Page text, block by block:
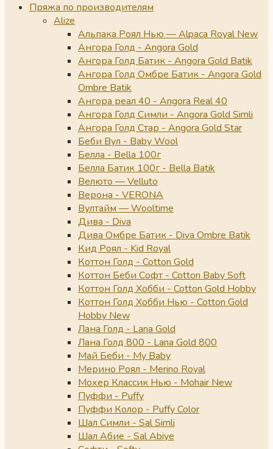
Пряжа по производителям
Alize
Альпака Роял Нью — Alpaca Royal New
Ангора Голд - Angora Gold
Ангора Голд Батик - Angora Gold Batik
Ангора Голд Омбре Батик - Angora Gold
Ombre Batik
Ангора реал 40 - Angora Real 40
Ангора Голд Симли - Angora Gold Simli
Ангора Голд Стар - Angora Gold Star
Беби Вул - Baby Wool
Белла - Bella 100г
Белла Батик 100г - Bella Batik
Велюто — Velluto
Верона - VERONA
Вултайм — Wooltime
Дива - Diva
Дива Омбре Батик - Diva Ombre Batik
Кид Роял - Kid Royal
Коттон Голд - Cotton Gold
Коттон Беби Софт - Cotton Baby Soft
Коттон Голд Хобби - Cotton Gold Hobby
Коттон Голд Хобби Нью - Cotton Gold
Hobby New
Лана Голд - Lana Gold
Лана Голд 800 - Lana Gold 800
Май Беби - My Baby
Мерино Роял - Merino Royal
Мохер Классик Нью - Mohair New
Пуффи - Puffy
Пуффи Колор - Puffy Color
Шал Симли - Sal Simli
Шал Абие - Sal Abiye